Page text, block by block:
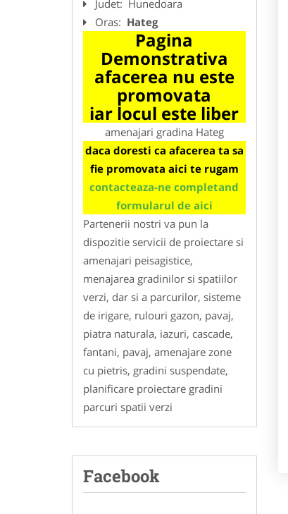
Judet: Hunedoara
Oras: Hateg
Pagina
Demonstrativa
afacerea nu este
promovata
iar locul este liber
amenajari gradina Hateg
daca doresti ca afacerea ta sa
fie promovata aici te rugam
contacteaza-ne completand
formularul de aici
Partenerii nostri va pun la
dispozitie servicii de proiectare si
amenajari peisagistice,
menajarea gradinilor si spatiilor
verzi, dar si a parcurilor, sisteme
de irigare, rulouri gazon, pavaj,
piatra naturala, iazuri, cascade,
fantani, pavaj, amenajare zone
cu pietris, gradini suspendate,
planificare proiectare gradini
parcuri spatii verzi
Facebook